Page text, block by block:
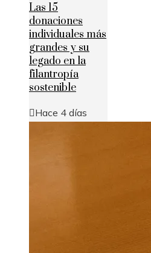
Las 15
donaciones
individuales más
grandes y su
legado en la
filantropía
sostenible
Hace 4 días